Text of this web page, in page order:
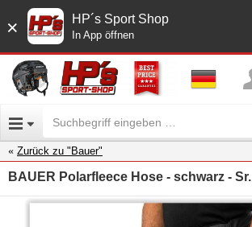
× HP´s Sport Shop
In App öffnen
Zurück zu "Bauer"
BAUER Polarfleece Hose - schwarz - Sr.